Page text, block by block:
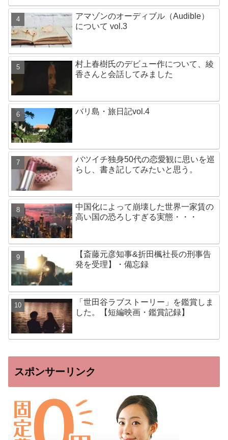
アマゾンのオーディブル（Audible）
について vol.3
村上春樹氏のデビュー作について、綾
香さんと会話してみました
バリ島・旅日記vol.4
バツイチ独身50代の恋愛観に思いを巡
らし、書き記してみたいと思う。
中国化によって崩壊した世界一家賃の
高い国の恐ろしすぎる実態・・・
【斎藤元彦知事&折田楓社長の刑事告
発を受理】・備忘録
「世田谷ラブストーリー」を鑑賞しま
した。【短編映画・鑑賞記録】
スポンサーリンク